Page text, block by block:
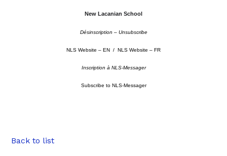
New Lacanian School
Désinscription – Unsubscribe
NLS Website – EN / NLS Website – FR
Inscription à NLS-Messager
Subscribe to NLS-Messager
Back to list